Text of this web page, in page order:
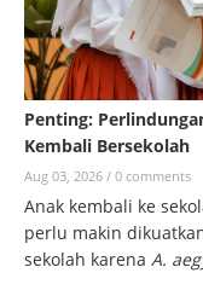
Penting:
Kembali Bersekolah
Aug 03, 2026 / 0 comments
Anak kembali ke
perlu makin
sekolah karena A.